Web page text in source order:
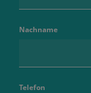
Nachname
Telefon